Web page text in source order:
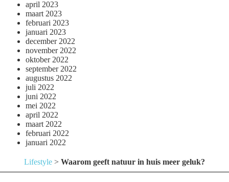
april 2023
maart 2023
februari 2023
januari 2023
december 2022
november 2022
oktober 2022
september 2022
augustus 2022
juli 2022
juni 2022
mei 2022
april 2022
maart 2022
februari 2022
januari 2022
Lifestyle > Waarom geeft natuur in huis meer geluk?